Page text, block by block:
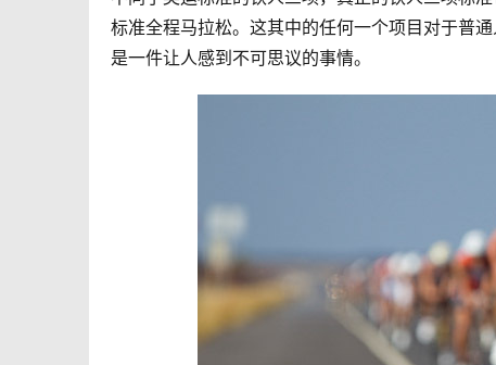
标准全程马拉松。这其中的任何一个项目对于普
是一件让人感到不可思议的事情。